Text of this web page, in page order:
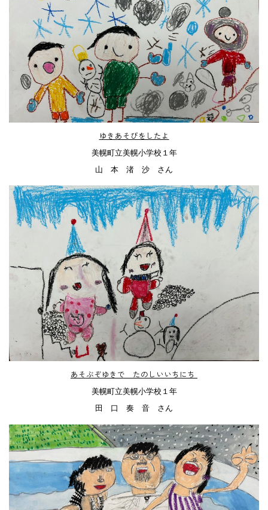
ゆきあそびをしたよ
美幌町立美幌小学校１年
山 本 渚 沙 さん
あそぶぞゆきで たのしいいちにち
美幌町立美幌小学校１年
田 口 奏 音 さん